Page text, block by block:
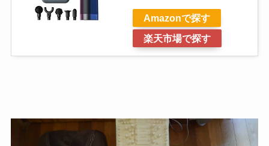
Amazonで探す
楽天市場で探す